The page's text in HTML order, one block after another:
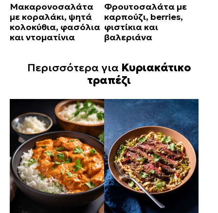
Μακαρονοσαλάτα
με κοραλάκι, ψητά
κολοκύθια, φασόλια
και ντοματίνια
Φρουτοσαλάτα με
καρπούζι, berries,
φιστίκια και
βαλεριάνα
Περισσότερα για Κυριακάτικο
τραπέζι